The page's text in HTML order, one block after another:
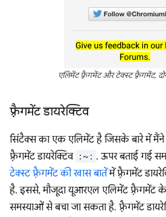
एलिमेंट फ़्रैगमेंट और टेक्स्ट फ़्रैगमेंट,
फ़्रैगमेंट डायरेक्टिव
सिंटैक्स का एक एलिमेंट है जिसके बारे में मैंने
फ़्रैगमेंट डायरेक्टिव :~: . ऊपर बताई गई
टेक्स्ट फ़्रैगमेंट की खास बातेंमें फ़्रैगमेंट
है. इससे, मौजूदा यूआरएल एलिमेंट फ़्रैगमेंट
समस्याओं से बचा जा सकता है. फ़्रैगमेंट